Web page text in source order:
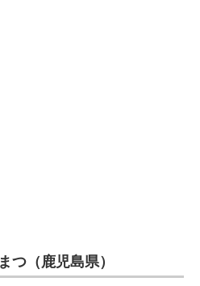
つ（鹿児島県）